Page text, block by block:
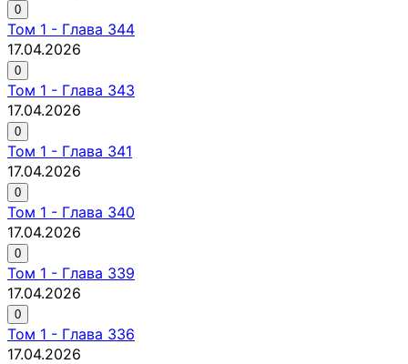
0
Том 1 - Глава 344
17.04.2026
0
Том 1 - Глава 343
17.04.2026
0
Том 1 - Глава 341
17.04.2026
0
Том 1 - Глава 340
17.04.2026
0
Том 1 - Глава 339
17.04.2026
0
Том 1 - Глава 336
17.04.2026